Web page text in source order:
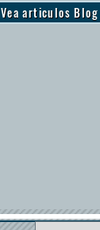
Vea articulos Blog